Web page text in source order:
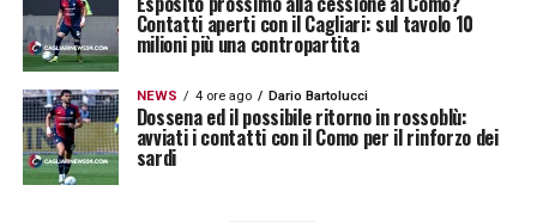
Contatti aperti con il Cagliari: sul tavolo 10
milioni più una contropartita
NEWS 4 ore ago Dario Bartolucci
Dossena ed il possibile ritorno in rossoblù:
avviati i contatti con il Como per il rinforzo dei
sardi